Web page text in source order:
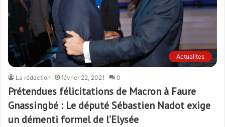
Actualites
La rédaction février 22, 2021 0
Prétendues félicitations de Macron à Faure
Gnassingbé : Le député Sébastien Nadot exige
un démenti formel de l’Elysée